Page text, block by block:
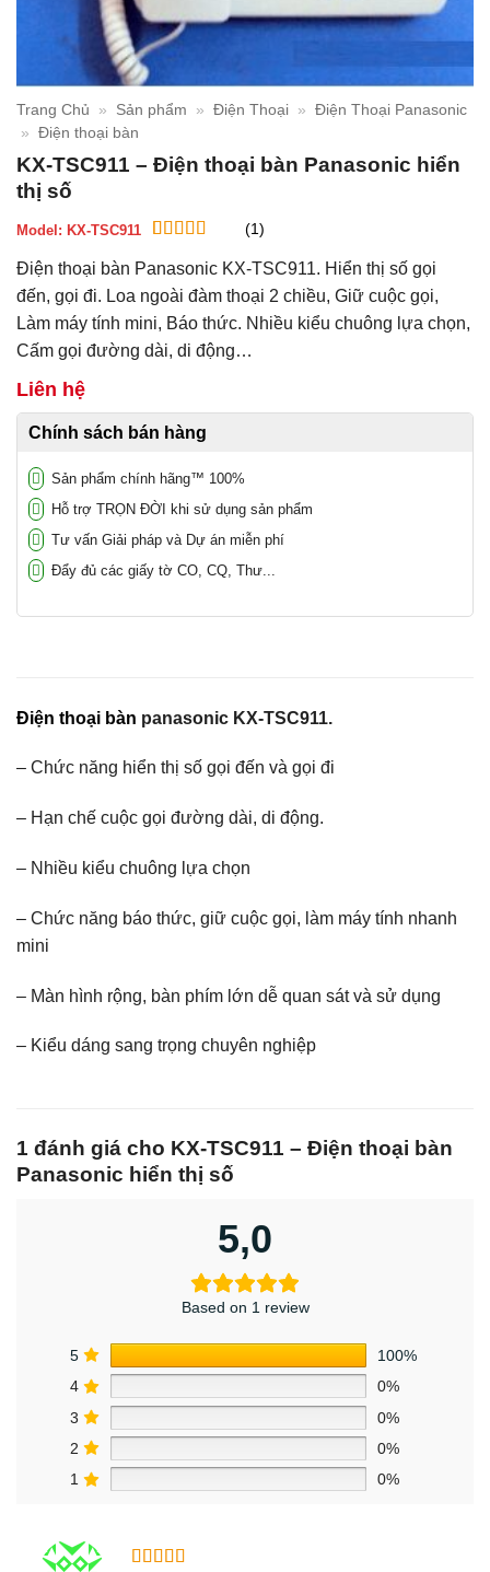
Trang Chủ » Sản phẩm » Điện Thoại »
Điện Thoại Panasonic
»
Điện thoại bàn
KX-TSC911 – Điện thoại bàn Panasonic hiển
thị số
Model: KX-TSC911
trênđánh
giá
(1)
Điện thoại bàn Panasonic KX-TSC911. Hiển thị số gọi
đến, gọi đi. Loa ngoài đàm thoại 2 chiều, Giữ cuộc gọi,
Làm máy tính mini, Báo thức. Nhiều kiểu chuông lựa chọn,
Cấm gọi đường dài, di động…
Liên hệ
Chính sách bán hàng
Sản phẩm chính hãng™ 100%
Hỗ trợ TRỌN ĐỜI khi sử dụng sản phẩm
Tư vấn Giải pháp và Dự án miễn phí
Đẩy đủ các giấy tờ CO, CQ, Thư...
Điện thoại bàn panasonic KX-TSC911.
– Chức năng hiển thị số gọi đến và gọi đi
– Hạn chế cuộc gọi đường dài, di động.
– Nhiều kiểu chuông lựa chọn
– Chức năng báo thức, giữ cuộc gọi, làm máy tính nhanh
mini
– Màn hình rộng, bàn phím lớn dễ quan sát và sử dụng
– Kiểu dáng sang trọng chuyên nghiệp
1 đánh giá cho KX-TSC911 – Điện thoại bàn
Panasonic hiển thị số
5,0
Based on 1 review
5
100%
4
0%
3
0%
2
0%
1
0%